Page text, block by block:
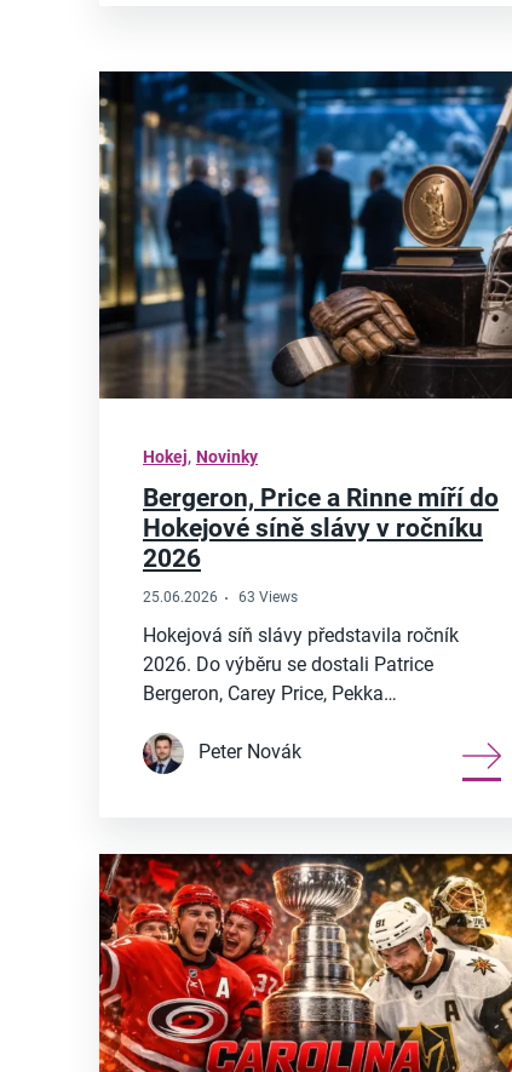
Hokej, Novinky
Bergeron, Price a Rinne míří do
Hokejové síně slávy v ročníku
2026
25.06.2026 63 Views
Hokejová síň slávy představila ročník
2026. Do výběru se dostali Patrice
Bergeron, Carey Price, Pekka…
Peter Novák